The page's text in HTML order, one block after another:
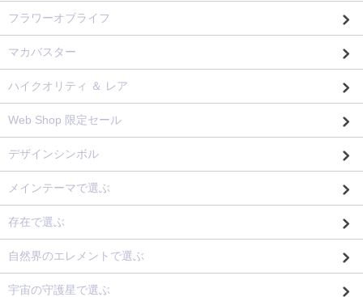
フラワーオブライフ
マカバスター
ハイクオリティ ＆ レア
Web Shop 限定セール
デザインシンボル
メインテーマで選ぶ
存在で選ぶ
自然界のエレメントで選ぶ
宇宙の守護星で選ぶ